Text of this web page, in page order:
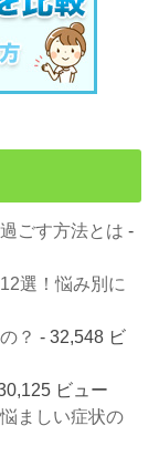
ごす方法とは -
選！悩み別に
？ - 32,548 ビ
ビュー
ましい症状の